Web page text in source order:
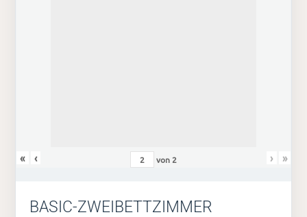
« ‹ von 2 › »
BASIC-ZWEIBETTZIMMER